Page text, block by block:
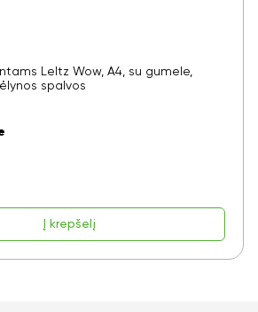
LeItz Wow, A4, su gumele,
spalvos
Į krepšelį